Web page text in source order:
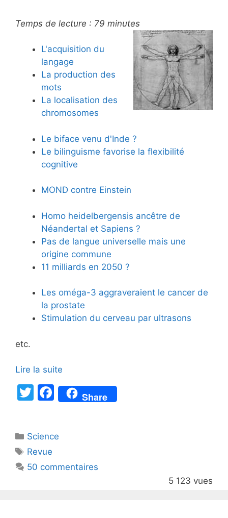
Temps de lecture : 79 minutes
L'acquisition du
langage
La production des
mots
La localisation des
chromosomes
Le biface venu d'Inde ?
Le bilinguisme favorise la flexibilité
cognitive
MOND contre Einstein
Homo heidelbergensis ancêtre de
Néandertal et Sapiens ?
Pas de langue universelle mais une
origine commune
11 milliards en 2050 ?
Les oméga-3 aggraveraient le cancer de
la prostate
Stimulation du cerveau par ultrasons
etc.
Lire la suite
T
er
F
a
e
o
Share
Catégories
Science
Étiquettes
Revue
50 commentaires
5 123 vues